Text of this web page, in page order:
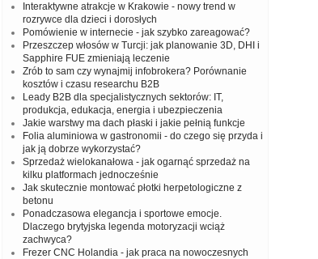
Interaktywne atrakcje w Krakowie - nowy trend w
rozrywce dla dzieci i dorosłych
Pomówienie w internecie - jak szybko zareagować?
Przeszczep włosów w Turcji: jak planowanie 3D, DHI i
Sapphire FUE zmieniają leczenie
Zrób to sam czy wynajmij infobrokera? Porównanie
kosztów i czasu researchu B2B
Leady B2B dla specjalistycznych sektorów: IT,
produkcja, edukacja, energia i ubezpieczenia
Jakie warstwy ma dach płaski i jakie pełnią funkcje
Folia aluminiowa w gastronomii - do czego się przyda i
jak ją dobrze wykorzystać?
Sprzedaż wielokanałowa - jak ogarnąć sprzedaż na
kilku platformach jednocześnie
Jak skutecznie montować płotki herpetologiczne z
betonu
Ponadczasowa elegancja i sportowe emocje.
Dlaczego brytyjska legenda motoryzacji wciąż
zachwyca?
Frezer CNC Holandia - jak praca na nowoczesnych